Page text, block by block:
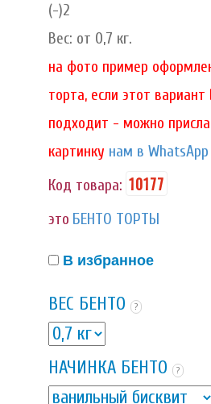
(-)2
Вес: от 0,7 кг.
на фото пример
торта, если этот
подходит - можно
картинку нам в WhatsApp
Код товара: 10177
это БЕНТО ТОРТЫ
В избранное
ВЕС БЕНТО ?
НАЧИНКА БЕНТО ?